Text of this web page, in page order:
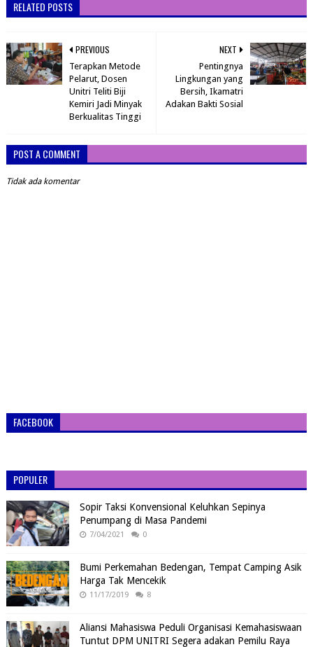
RELATED POSTS
NEXT
Pentingnya
Lingkungan yang
Bersih, Ikamatri
Adakan Bakti Sosial
PREVIOUS
Terapkan Metode
Pelarut, Dosen
Unitri Teliti Biji
Kemiri Jadi Minyak
Berkualitas Tinggi
POST A COMMENT
Tidak ada komentar
FACEBOOK
POPULER
Sopir Taksi Konvensional Keluhkan Sepinya
Penumpang di Masa Pandemi
7/04/2021 0
Bumi Perkemahan Bedengan, Tempat Camping Asik
Harga Tak Mencekik
11/17/2019 8
Aliansi Mahasiswa Peduli Organisasi Kemahasiswaan
Tuntut DPM UNITRI Segera adakan Pemilu Raya